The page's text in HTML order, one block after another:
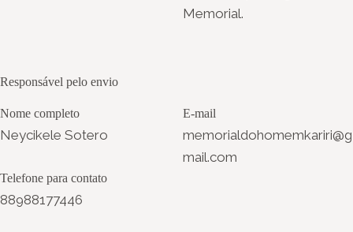
Memorial.
Responsável pelo envio
Nome completo
Neycikele Sotero
Telefone para contato
88988177446
E-mail
memorialdohomemkariri@g
mail.com